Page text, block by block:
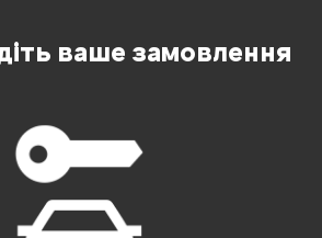
ваше замовлення